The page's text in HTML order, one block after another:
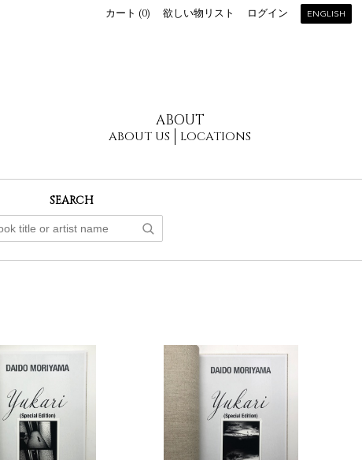
ABOUT
ABOUT US LOCATIONS
カート (0) 欲しい物リスト ログイン ENGLISH
SEARCH